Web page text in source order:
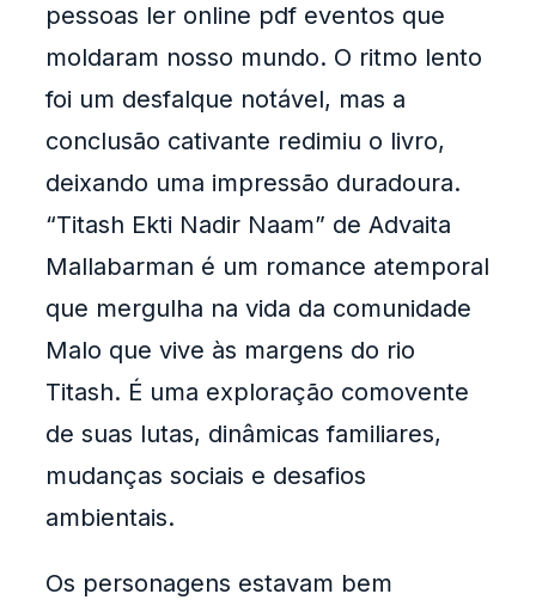
pessoas ler online pdf eventos que
moldaram nosso mundo. O ritmo lento
foi um desfalque notável, mas a
conclusão cativante redimiu o livro,
deixando uma impressão duradoura.
“Titash Ekti Nadir Naam” de Advaita
Mallabarman é um romance atemporal
que mergulha na vida da comunidade
Malo que vive às margens do rio
Titash. É uma exploração comovente
de suas lutas, dinâmicas familiares,
mudanças sociais e desafios
ambientais.
Os personagens estavam bem